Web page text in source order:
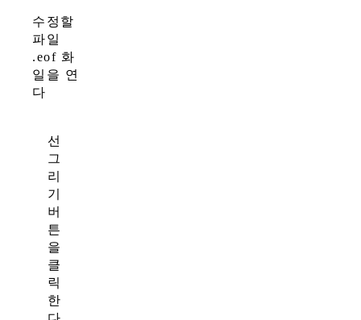
수정할
파일
.eof 화
일을 연
다
선
그
리
기
버
튼
을
클
릭
한